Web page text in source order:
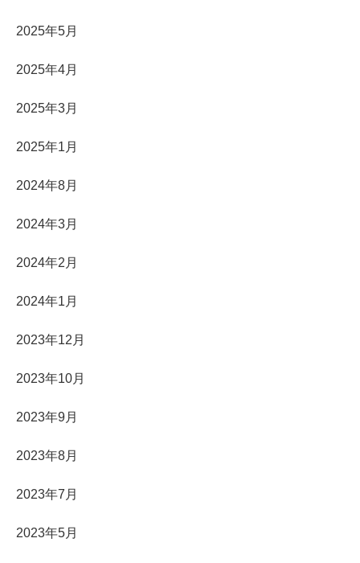
2025年5月
2025年4月
2025年3月
2025年1月
2024年8月
2024年3月
2024年2月
2024年1月
2023年12月
2023年10月
2023年9月
2023年8月
2023年7月
2023年5月